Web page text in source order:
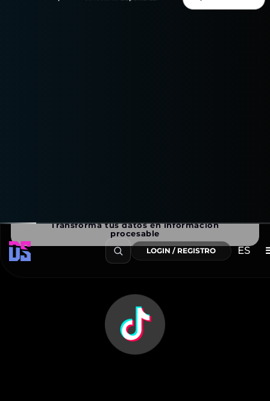
LOGIN / REGISTRO ES
Transforma tus datos en información
procesable